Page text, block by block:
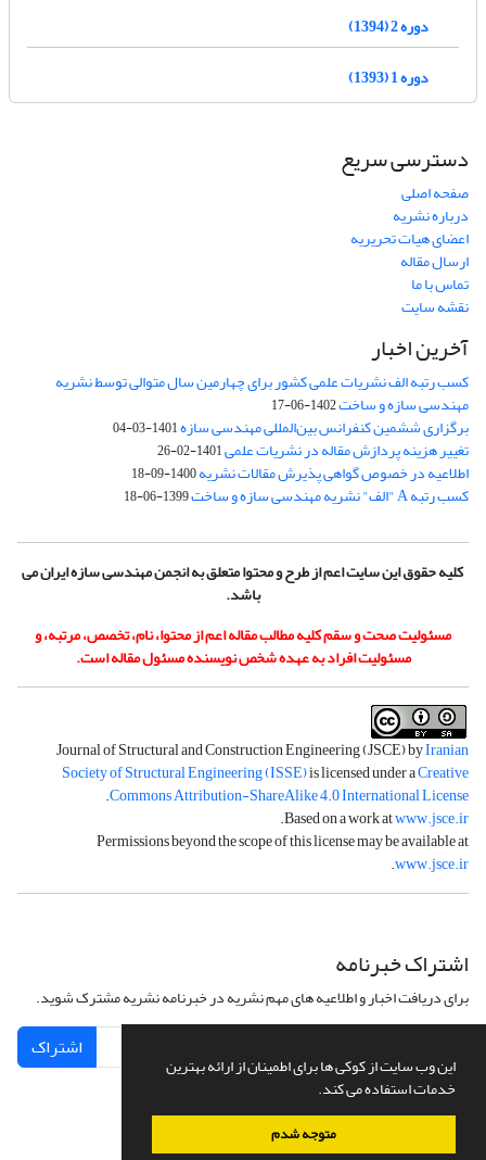
این وب سایت از کوکی ها برای اطمینان از ارائه بهترین
خدمات استفاده می کند.
متوجه شدم
دوره 2 (1394)
دوره 1 (1393)
دسترسی سریع
صفحه اصلی
درباره نشریه
اعضای هیات تحریریه
ارسال مقاله
تماس با ما
نقشه سایت
آخرین اخبار
کسب رتبه الف نشریات علمی کشور برای چهارمین سال متوالی توسط نشریه
مهندسی سازه و ساخت1402-06-17
برگزاری ششمین کنفرانس بین‌المللی مهندسی سازه1401-03-04
تغییر هزینه پردازش مقاله در نشریات علمی1401-02-26
اطلاعیه در خصوص گواهی پذیرش مقالات نشریه1400-09-18
کسب رتبه A "الف" نشریه مهندسی سازه و ساخت 1399-06-18
کلیه حقوق این سایت اعم از طرح و محتوا متعلق به انجمن مهندسی سازه ایران می
باشد.
مسئولیت صحت و سقم کلیه مطالب مقاله اعم از محتوا، نام، تخصص، مرتبه، و
مسئولیت افراد به عهده شخص نویسنده مسئول مقاله است.
Journal of Structural and Construction Engineering (JSCE) byIranian
Society of Structural Engineering (ISSE)is licensed under aCreative
Commons Attribution-ShareAlike 4.0 International License
.
Based on a work atwww.jsce.ir
.
Permissions beyond the scope of this license may be available at
www.jsce.ir
.
اشتراک خبرنامه
برای دریافت اخبار و اطلاعیه های مهم نشریه در خبرنامه نشریه مشترک شوید.
اشتراک
سامانه مدیریت نشریات علمی.طراحی و پیاده سازی ازسیناوب